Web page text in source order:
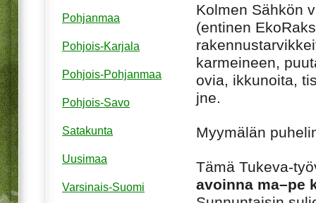
Kolmen Sähkön
(entinen
karmeineen,
ovia, ikkunoita,
jne.
Myymälän
Tämä Tukeva-
avoinna ma–pe
Pohjanmaa
Pohjois-Karjala
Pohjois-Pohjanmaa
Pohjois-Savo
Satakunta
Uusimaa
Varsinais-Suomi